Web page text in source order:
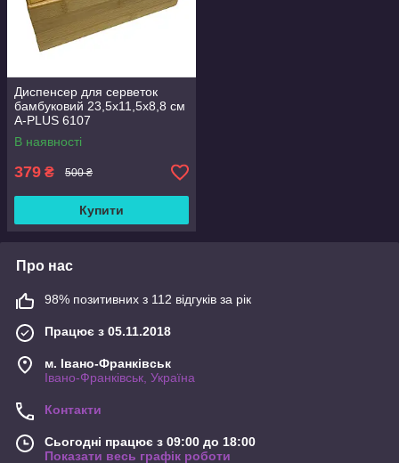
Диспенсер для серветок
бамбуковий 23,5х11,5х8,8 см
A-PLUS 6107
В наявності
379 ₴ 500 ₴
Купити
Про нас
98% позитивних з 112 відгуків за рік
Працює з 05.11.2018
м. Івано-Франківськ
Івано-Франківськ, Україна
Контакти
Сьогодні працює з 09:00 до 18:00
Показати весь графік роботи